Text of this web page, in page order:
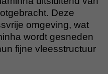
Deze
omgeving, wat
wordt gesneden
fijne vleesstructuur